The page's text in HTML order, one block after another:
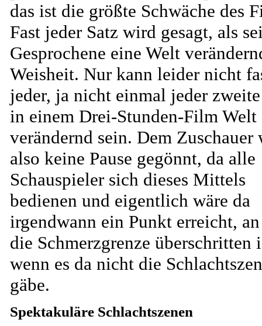
das ist die größte Schwäche des
Fast jeder Satz wird gesagt, als
Gesprochene eine Welt
Weisheit. Nur kann leider nicht
jeder, ja nicht einmal jeder
in einem Drei-Stunden-Film Welt
verändernd sein. Dem Zuschauer
also keine Pause gegönnt, da alle
Schauspieler sich dieses Mittels
bedienen und eigentlich wäre da
irgendwann ein Punkt erreicht,
die Schmerzgrenze überschritten
wenn es da nicht die
gäbe.
Spektakuläre Schlachtszenen